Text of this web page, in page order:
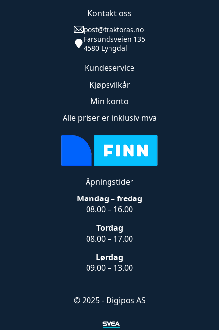
Kontakt oss
post@traktoras.no
Farsundsveien 135
4580 Lyngdal
Kundeservice
Kjøpsvilkår
Min konto
Alle priser er inklusiv mva
Åpningstider
Mandag – fredag
08.00 – 16.00
Tordag
08.00 – 17.00
Lørdag
09.00 – 13.00
© 2025 - Digipos AS